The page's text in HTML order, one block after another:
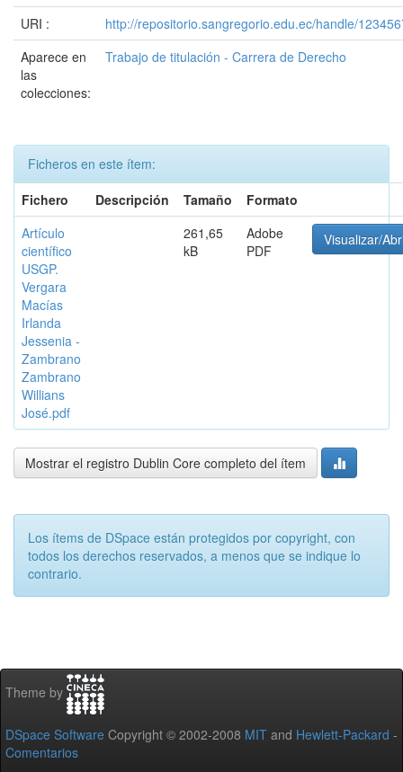
URI :
http://repositorio.sangregorio.edu.ec/handle/
Aparece en
las
colecciones:
Trabajo de titulación - Carrera de Derecho
Ficheros en este ítem:
Fichero
Descripción Tamaño
Formato
Artículo
científico
USGP.
Vergara
Macías
Irlanda
Jessenia -
Zambrano
Zambrano
Willians
José.pdf
261,65
kB
Adobe
PDF
Visualizar/
Mostrar el registro Dublin Core completo del ítem
Los ítems de DSpace están protegidos por copyright, con
todos los derechos reservados, a menos que se indique lo
contrario.
Theme by
DSpace Software Copyright © 2002-2008 MIT and Hewlett-Packard -
Comentarios